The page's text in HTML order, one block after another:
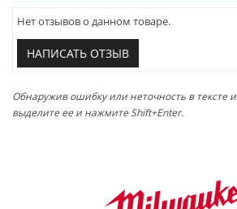
Нет отзывов о данном товаре.
НАПИСАТЬ ОТЗЫВ
Обнаружив ошибку или неточность в тексте
выделите ее и нажмите Shift+Enter.